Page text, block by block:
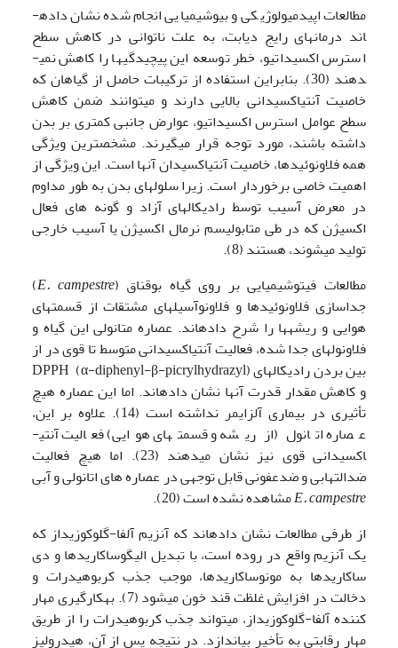
مطالعات اپیدمیولوژیکی و بیوشیمیایی انجام شده نشان داده­
اند درمان­های رایج دیابت، به علت ناتوانی در کاهش سطح
استرس اکسیداتیو، خطر توسعه این پیچیدگی­ها را کاهش نمی­
دهند (30). بنابراین استفاده از ترکیبات حاصل از گیاهان که
خاصیت آنتی­اکسیدانی بالایی دارند و می­توانند ضمن کاهش
سطح عوامل استرس اکسیداتیو، عوارض جانبی کمتری بر بدن
داشته باشند، مورد توجه قرار می­گیرند. مشخص­ترین ویژگی
همه فلاونوئیدها، خاصیت آنتی­اکسیدان آنها است. این ویژگی از
اهمیت خاصی برخوردار است. زیرا سلول­های بدن به طور مداوم
در معرض آسیب توسط رادیکال­های آزاد و گونه های فعال
اکسیژن که در طی متابولیسم نرمال اکسیژن یا آسیب خارجی
تولید می­شوند، هستند (8).
مطالعات فیتوشیمیایی بر روی گیاه بوقناق (E. campestre
)
جداسازی فلاونوئیدها و فلاونوآسیل­های مشتقات از قسمت­های
هوایی و ریشه­ها را شرح داده­اند. عصاره متانولی این گیاه و
فلاونول­های جدا شده، فعالیت آنتی­اکسیدانی متوسط تا قوی در از
بین بردن رادیکال­های DPPH (α-diphenyl-β-picrylhydrazyl)
و کاهش مقدار قدرت آنها نشان داده­اند. اما این عصاره هیچ
تأثیری در بیماری آلزایمر نداشته ­است (14). علاوه بر این،
عصاره اتانول (از ریشه و قسمت­های هوایی) فعالیت آنتی­
اکسیدانی قوی نیز نشان می­دهند (23). اما هیچ فعالیت
ضدالتهابی و ضدعفونی قابل توجهی در عصاره های اتانولی و آبی
E. campestreمشاهده نشده است (20).
از طرفی مطالعات نشان داده­اند که آنزیم آلفا-گلوکوزیداز که
یک آنزیم واقع در روده است، با تبدیل الیگوساکاریدها و دی
ساکاریدها به مونوساکاریدها، موجب جذب کربوهیدرات و
دخالت در افزایش غلظت قند خون می­شود (7). به­کارگیری مهار
کننده آلفا-گلوکوزیداز، می­تواند جذب کربوهیدرات را از طریق
مهار رقابتی به تأخیر بیاندازد. در نتیجه پس از آن، هیدرولیز